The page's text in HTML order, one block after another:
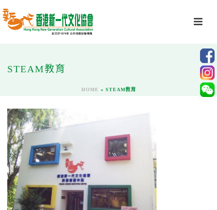
STEAM教育
HOME » STEAM教育